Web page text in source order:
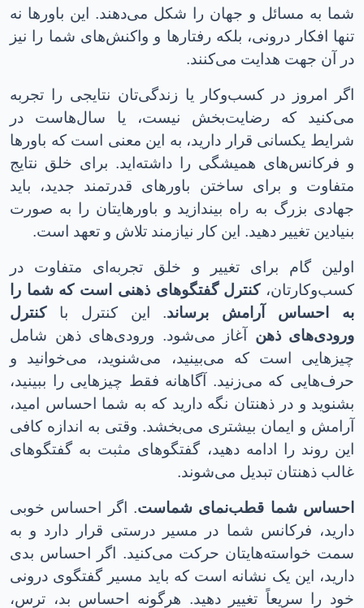
شما به مسائل و جهان را شکل می‌دهند. این باورها نه
تنها افکار درونی، بلکه رفتارها و واکنش‌های شما را نیز
در آن جهت هدایت می‌کنند.
اگر امروز در کسب‌وکار یا زندگی‌تان نتایجی را تجربه
می‌کنید که رضایت‌بخش نیست، یا سال‌هاست در
شرایط یکسانی قرار دارید، به این معنی است که باورها
و فرکانس‌های همیشگی را داشته‌اید. برای خلق نتایج
متفاوت و برای ساختن باورهای قدرتمند جدید، باید
جهادی بزرگ به راه بیندازید و باورهایتان را به صورت
بنیادین تغییر دهید. این کار نیازمند تلاش و تعهد است.
اولین گام برای تغییر و خلق تجربه‌ای متفاوت در
کسب‌وکارتان،کنترل گفتگوهای ذهنی است که شما را
به احساس آرامش برساند. این کنترل باکنترل
ورودی‌های ذهن آغاز می‌شود. ورودی‌های ذهن شامل
چیزهایی است که می‌بینید، می‌شنوید، می‌خوانید و
حرف‌هایی که می‌زنید. آگاهانه فقط چیزهایی را ببینید،
بشنوید و در ذهنتان نگه دارید که به شما احساس امید،
آرامش و ایمان بیشتری می‌بخشد. وقتی به اندازه کافی
این روند را ادامه دهید، گفتگوهای مثبت به گفتگوهای
غالب ذهنتان تبدیل می‌شوند.
احساس شما قطب‌نمای شماست. اگر احساس خوبی
دارید، فرکانس شما در مسیر درستی قرار دارد و به
سمت خواسته‌هایتان حرکت می‌کنید. اگر احساس بدی
دارید، این یک نشانه است که باید مسیر گفتگوی درونی
خود را سریعاً تغییر دهید. هرگونه احساس بد، ترس،